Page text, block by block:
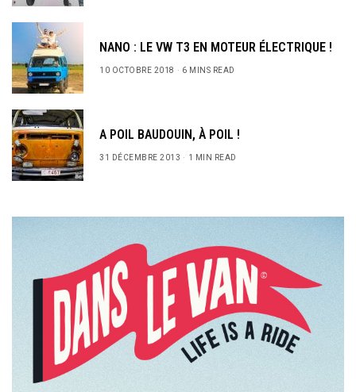
NANO : LE VW T3 EN MOTEUR ÉLECTRIQUE !
10 OCTOBRE 2018 6 MINS READ
A POIL BAUDOUIN, À POIL !
31 DÉCEMBRE 2013 1 MIN READ